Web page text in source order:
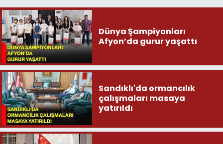
Dünya Şampiyonları
Afyon’da gurur yaşattı
Sandıklı'da ormancılık
çalışmaları masaya
yatırıldı